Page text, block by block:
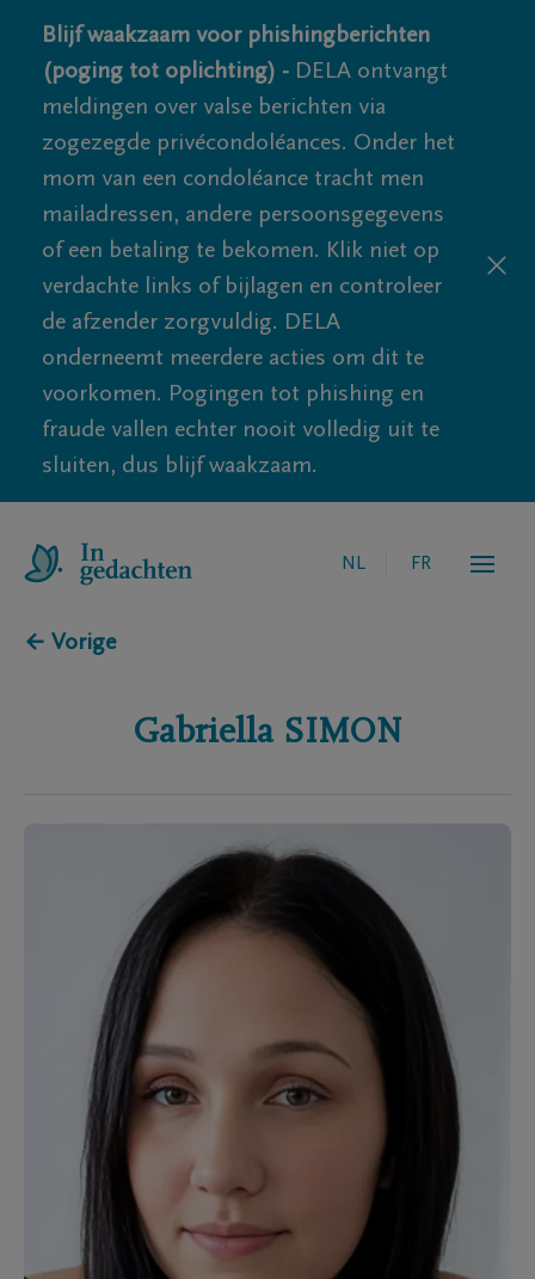
Blijf waakzaam voor phishingberichten
(poging tot oplichting) - DELA ontvangt
meldingen over valse berichten via
zogezegde privécondoléances. Onder het
mom van een condoléance tracht men
mailadressen, andere persoonsgegevens
of een betaling te bekomen. Klik niet op
verdachte links of bijlagen en controleer
de afzender zorgvuldig. DELA
onderneemt meerdere acties om dit te
voorkomen. Pogingen tot phishing en
fraude vallen echter nooit volledig uit te
sluiten, dus blijf waakzaam.
NL FR
← Vorige
Gabriella SIMON